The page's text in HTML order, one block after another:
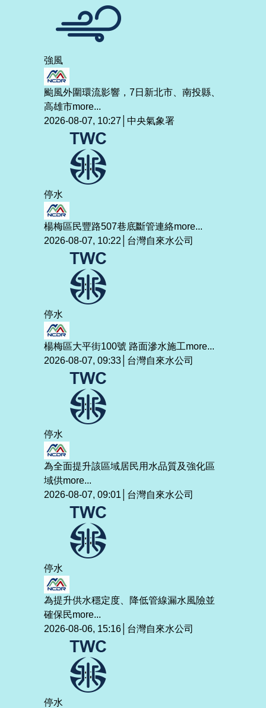
強風
颱風外圍環流影響，7日新北市、南投縣、
高雄市more...
2026-08-07, 10:27│中央氣象署
停水
楊梅區民豐路507巷底斷管連絡more...
2026-08-07, 10:22│台灣自來水公司
停水
楊梅區大平街100號 路面滲水施工more...
2026-08-07, 09:33│台灣自來水公司
停水
為全面提升該區域居民用水品質及強化區
域供more...
2026-08-07, 09:01│台灣自來水公司
停水
為提升供水穩定度、降低管線漏水風險並
確保民more...
2026-08-06, 15:16│台灣自來水公司
停水